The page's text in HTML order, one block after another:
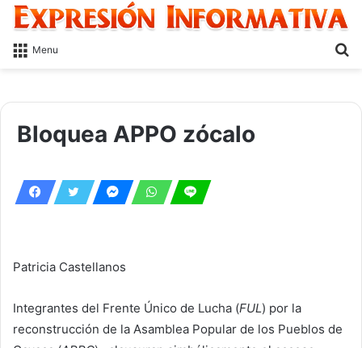
Menu
Bloquea APPO zócalo
Patricia Castellanos
Integrantes del Frente Único de Lucha (FUL) por la
reconstrucción de la Asamblea Popular de los Pueblos de